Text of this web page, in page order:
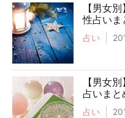
【男女
性占いま
占い
【男女
占いまと
占い